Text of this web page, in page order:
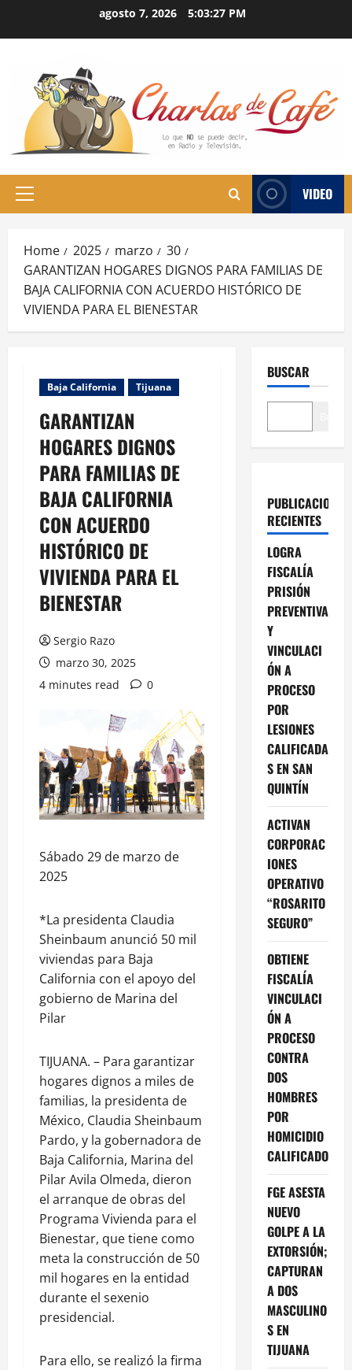
agosto 7, 2026 5:03:28 PM
Primary
VIDEO
Home 2025 marzo
30
GARANTIZAN HOGARES DIGNOS PARA FAMILIAS DE
BAJA CALIFORNIA CON ACUERDO HISTÓRICO DE
VIVIENDA PARA EL BIENESTAR
Baja California Tijuana
GARANTIZAN
HOGARES DIGNOS
PARA FAMILIAS DE
BAJA CALIFORNIA
CON ACUERDO
HISTÓRICO DE
VIVIENDA PARA EL
BIENESTAR
Sergio Razo
marzo 30, 2025
4 minutes read
0
Sábado 29 de marzo de
2025
*La presidenta Claudia
Sheinbaum anunció 50 mil
viviendas para Baja
California con el apoyo del
gobierno de Marina del
Pilar
TIJUANA. – Para garantizar
hogares dignos a miles de
familias, la presidenta de
México, Claudia Sheinbaum
Pardo, y la gobernadora de
Baja California, Marina del
Pilar Avila Olmeda, dieron
el arranque de obras del
Programa Vivienda para el
Bienestar, que tiene como
meta la construcción de 50
mil hogares en la entidad
durante el sexenio
presidencial.
Para ello, se realizó la firma
BUSCAR
PUBLICACIONES
RECIENTES
LOGRA
FISCALÍA
PRISIÓN
PREVENTIVA
Y
VINCULACI
ÓN A
PROCESO
POR
LESIONES
CALIFICADA
S EN SAN
QUINTÍN
ACTIVAN
CORPORAC
IONES
OPERATIVO
“ROSARITO
SEGURO”
OBTIENE
FISCALÍA
VINCULACI
ÓN A
PROCESO
CONTRA
DOS
HOMBRES
POR
HOMICIDIO
CALIFICADO
FGE ASESTA
NUEVO
GOLPE A LA
EXTORSIÓN;
CAPTURAN
A DOS
MASCULINO
S EN
TIJUANA